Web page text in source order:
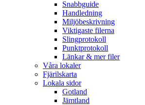
Snabbguide
Handledning
Miljöbeskrivning
Viktigaste filerna
Slingprotokoll
Punktprotokoll
Länkar & mer filer
Våra lokaler
Fjärilskarta
Lokala sidor
Gotland
Jämtland